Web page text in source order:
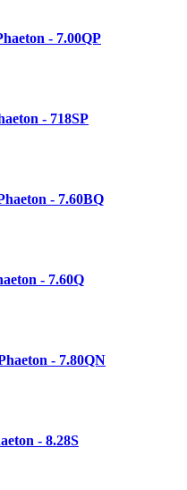
- 7.00QP
- 718SP
- 7.60BQ
- 7.60Q
- 7.80QN
- 8.28S